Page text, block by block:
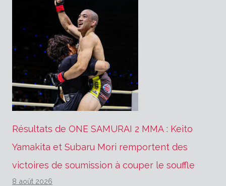
Résultats de ONE SAMURAI 2 MMA : Keito
Yamakita et Subaru Mori remportent des
victoires de soumission à couper le souffle
8 août 2026